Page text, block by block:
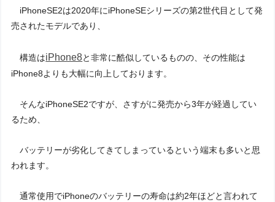
iPhoneSE2は2020年にiPhoneSEシリーズの第2世代目として発
売されたモデルであり、
構造はiPhone8と非常に酷似しているものの、その性能は
iPhone8よりも大幅に向上しております。
そんなiPhoneSE2ですが、さすがに発売から3年が経過してい
るため、
バッテリーが劣化してきてしまっているという端末も多いと思
われます。
通常使用でiPhoneのバッテリーの寿命は約2年ほどと言われて